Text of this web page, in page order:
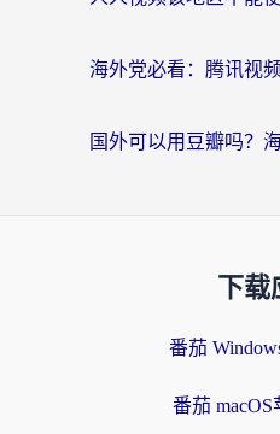
下载
番茄
番茄